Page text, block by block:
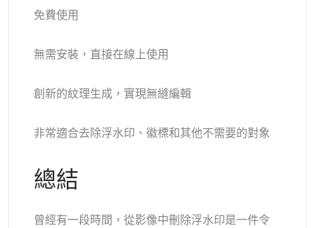
免費使用
無需安裝，直接在線上使用
創新的紋理生成，實現無縫編輯
非常適合去除浮水印、徽標和其他不需要的對象
總結
曾經有一段時間，從影像中刪除浮水印是一件令